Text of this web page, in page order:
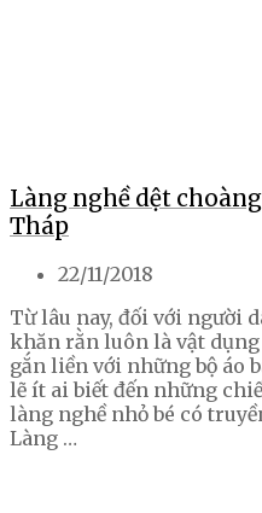
Làng nghề dệt
Tháp
22/11/2018
Từ lâu nay, đối với người
khăn rằn luôn là vật
gắn liền với những bộ áo
lẽ ít ai biết đến những
làng nghề nhỏ bé có
Làng …